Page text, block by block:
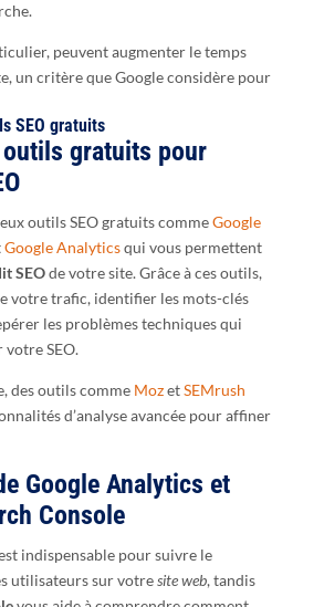
peuvent augmenter le temps
un critère que Google considère pour
SEO gratuits
gratuits pour
outils SEO gratuits commeGoogle
Google Analyticsqui vous permettent
SEOde votre site. Grâce à ces outils,
votre trafic, identifier les mots-clés
les problèmes techniques qui
SEO.
des outils comme MozetSEMrush
d’analyse avancée pour affiner
Google Analytics et
Console
indispensable pour suivre le
utilisateurs sur votresite web, tandis